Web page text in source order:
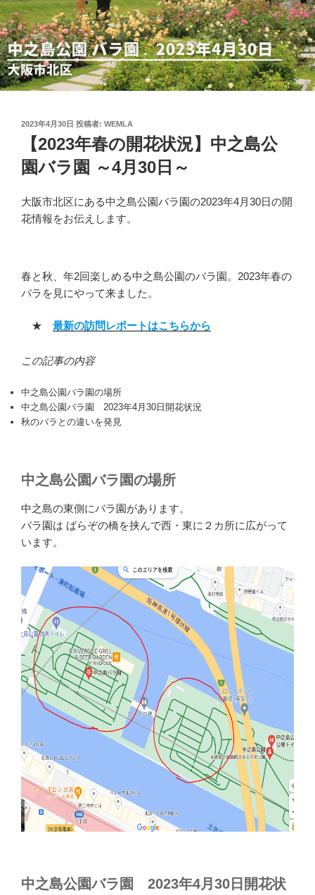
投
2023年4月30日 投稿者: WEMLA
【2023年春の開花状況】中之島公
園バラ園 ～4月30日～
大阪市北区にある中之島公園バラ園の2023年4月30日の開
花情報をお伝えします。
春と秋、年2回楽しめる中之島公園のバラ園。2023年春の
バラを見にやって来ました。
★ 最新の訪問レポートはこちらから
この記事の内容
中之島公園バラ園の場所
中之島公園バラ園 2023年4月30日開花状況
秋のバラとの違いを発見
中之島公園バラ園の場所
中之島の東側にバラ園があります。
バラ園は ばらぞの橋を挟んで西・東に２カ所に広がって
います。
中之島公園バラ園 2023年4月30日開花状